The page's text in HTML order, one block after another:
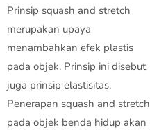
Prinsip squash and stretch
merupakan upaya
menambahkan efek plastis
pada objek. Prinsip ini disebut
juga prinsip elastisitas.
Penerapan squash and stretch
pada objek benda hidup akan